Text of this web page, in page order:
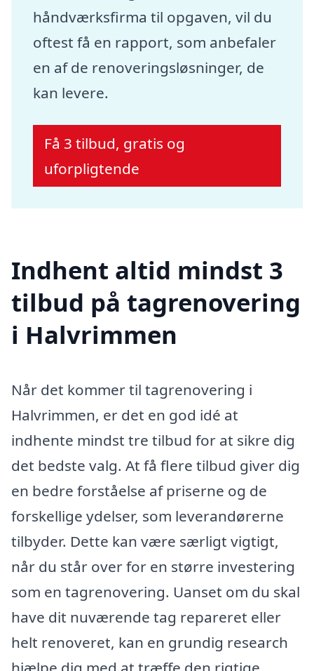
håndværksfirma til opgaven, vil du
oftest få en rapport, som anbefaler
en af de renoveringsløsninger, de
kan levere.
Få 3 tilbud, gratis og
uforpligtende
Indhent altid mindst 3
tilbud på tagrenovering
i Halvrimmen
Når det kommer til tagrenovering i
Halvrimmen, er det en god idé at
indhente mindst tre tilbud for at sikre dig
det bedste valg. At få flere tilbud giver dig
en bedre forståelse af priserne og de
forskellige ydelser, som leverandørerne
tilbyder. Dette kan være særligt vigtigt,
når du står over for en større investering
som en tagrenovering. Uanset om du skal
have dit nuværende tag repareret eller
helt renoveret, kan en grundig research